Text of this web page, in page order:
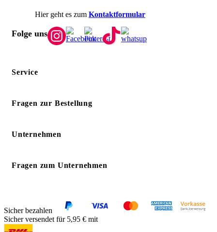
Hier geht es zum Kontaktformular
Folge uns
Service
Fragen zur Bestellung
Unternehmen
Fragen zum Unternehmen
Sicher bezahlen
Sicher versendet für 5,95 € mit